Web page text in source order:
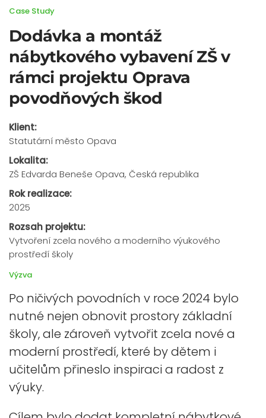
Case Study
Dodávka a montáž
nábytkového vybavení ZŠ v
rámci projektu Oprava
povodňových škod
Klient:
Statutární město Opava
Lokalita:
ZŠ Edvarda Beneše Opava, Česká republika
Rok realizace:
2025
Rozsah projektu:
Vytvoření zcela nového a moderního výukového
prostředí školy
Výzva
Po ničivých povodních v roce 2024 bylo
nutné nejen obnovit prostory základní
školy, ale zároveň vytvořit zcela nové a
moderní prostředí, které by dětem i
učitelům přineslo inspiraci a radost z
výuky.